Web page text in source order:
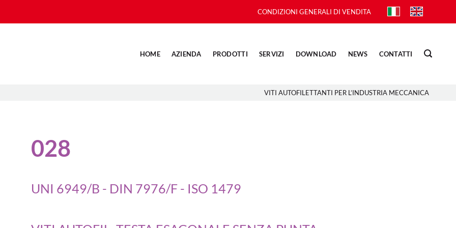
CONDIZIONI GENERALI DI VENDITA
HOME AZIENDA PRODOTTI SERVIZI DOWNLOAD NEWS CONTATTI
VITI AUTOFILETTANTI PER L’INDUSTRIA MECCANICA
028
UNI 6949/B - DIN 7976/F - ISO 1479